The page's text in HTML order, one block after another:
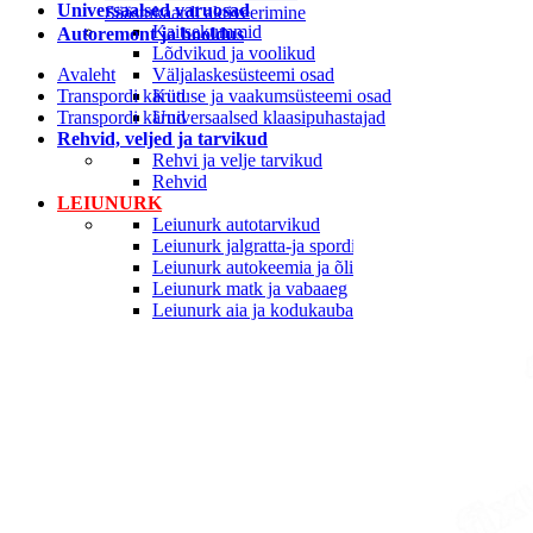
Universaalsed varuosad
Kaitsekummid
Lõdvikud ja voolikud
Väljalaskesüsteemi osad
Kütuse ja vaakumsüsteemi osad
Universaalsed klaasipuhastajad
Rehvid, veljed ja tarvikud
Rehvi ja velje tarvikud
Rehvid
LEIUNURK
Leiunurk autotarvikud
Leiunurk jalgratta-ja spordikaubad
Leiunurk autokeemia ja õlid
Leiunurk matk ja vabaaeg
Leiunurk aia ja kodukaubad
Säästukaardi aktiveerimine
Autoremont ja hooldus
Avaleht
Transpordi kärud
Transpordi kärud